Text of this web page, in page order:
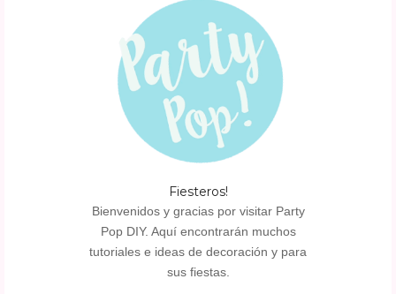
Fiesteros!
Bienvenidos y gracias por visitar Party
Pop DIY. Aquí encontrarán muchos
tutoriales e ideas de decoración y para
sus fiestas.